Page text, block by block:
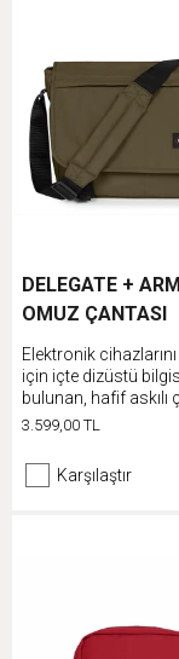
DELEGATE +
OMUZ ÇANTASI
Elektronik
için içte dizüstü
bulunan, hafif askılı
Bavuluna takmak
tarzına göre ayarla.
3.599,00 TL
Karşılaştır